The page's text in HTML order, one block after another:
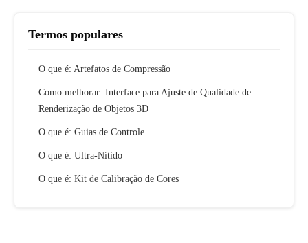
Termos populares
O que é: Artefatos de Compressão
Como melhorar: Interface para Ajuste de Qualidade de
Renderização de Objetos 3D
O que é: Guias de Controle
O que é: Ultra-Nítido
O que é: Kit de Calibração de Cores